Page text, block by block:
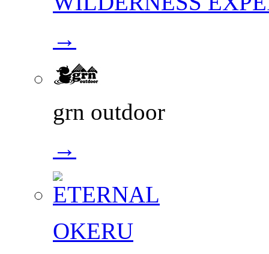
→
grn outdoor
→
OKERU